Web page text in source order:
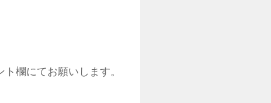
欄にてお願いします。